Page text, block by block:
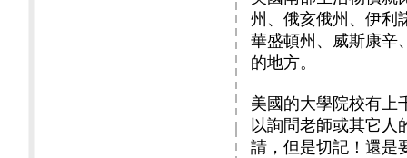
州、俄亥俄州、伊利
華盛頓州、威斯康辛
的地方。
美國的大學院校有上
以詢問老師或其它人
請，但是切記！還是